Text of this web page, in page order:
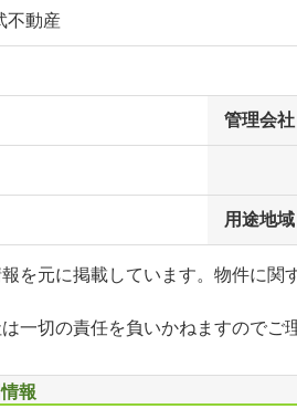
不動産
管理会社
用途地域
報を元に掲載しています。物件に
一切の責任を負いかねますのでご
報